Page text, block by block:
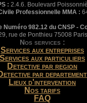
: 2.4.6. Boulevard
Professionnelle MMA :
Numéro 982.12 du CNSP -
rue de Ponthieu 75008 Paris
Nos services :
Services aux entreprises
Services aux particuliers
Detective par region
par departement
Lieux d'intervention
Nos tarifs
FAQ